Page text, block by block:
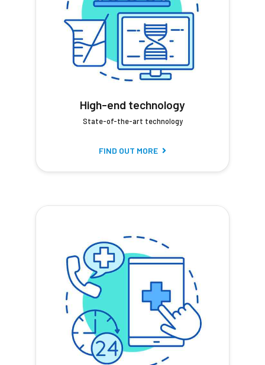
High-end technology
State-of-the-art technology
FIND OUT MORE